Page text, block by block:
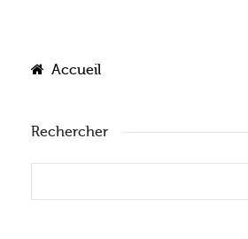
Accueil
Rechercher